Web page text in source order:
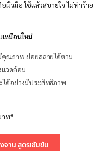
วมือ ใช้แล้วสบายใจ ไม่ทำร้าย
หมือนใหม่
ณภาพ ย่อยสลายได้ตาม
แวดล้อม
ด้อย่างมีประสิทธิภาพ
าท*
จาน สูตรเข้มข้น